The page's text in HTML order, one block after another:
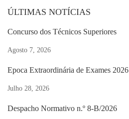
ÚLTIMAS NOTÍCIAS
Concurso dos Técnicos Superiores
Agosto 7, 2026
Época Extraordinária de Exames 2026
Julho 28, 2026
Despacho Normativo n.º 8-B/2026